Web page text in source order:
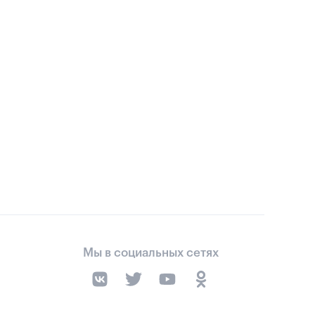
Мы в социальных сетях